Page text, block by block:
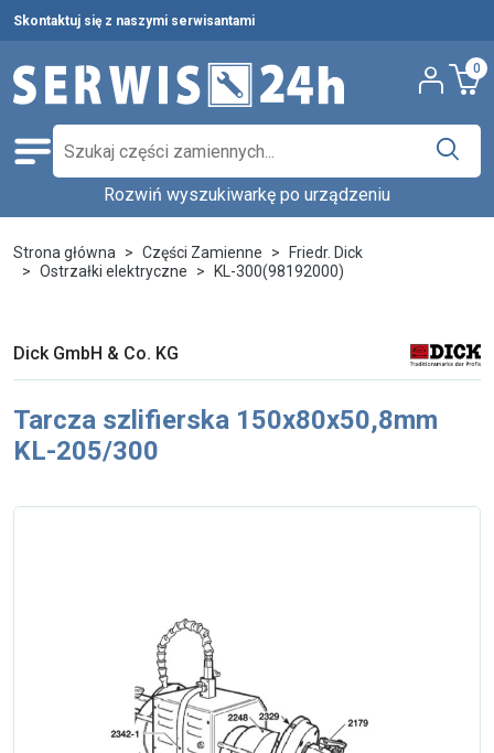
Skontaktuj się z naszymi serwisantami
0
Części zamienne
Pełna oferta
Środki czystości
Ostatnie sztuki
Serwis urządzeń
Wynajem urządzeń
technologiczne
Producenci
Najpopularniejsi
aby znaleźć części w katalogu.
Rozwiń wyszukiwarkę po urządzeniu
Strona główna Części Zamienne
Friedr. Dick
Ostrzałki elektryczne
KL-300(98192000)
Dick GmbH & Co. KG
Tarcza szlifierska 150x80x50,8mm
KL-205/300